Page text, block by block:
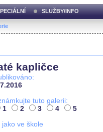
SLUŽBY/INFO
kapličce
tuto galerii:
1
2 3 4
5
jako ve škole